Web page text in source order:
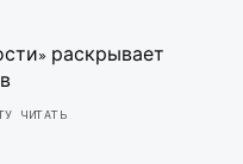
раскрывает
ЧИТАТЬ